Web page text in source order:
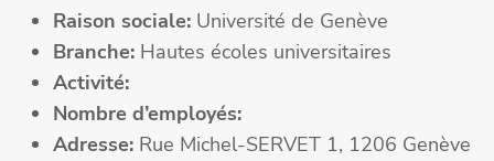
Raison sociale: Université de Genève
Branche: Hautes écoles universitaires
Activité:
Nombre d’employés:
Adresse: Rue Michel-SERVET 1, 1206 Genève